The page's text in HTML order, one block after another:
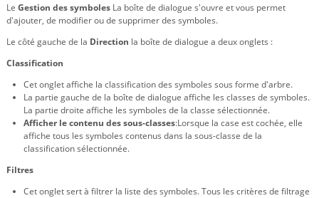
Le Gestion des symboles La boîte de dialogue s'ouvre et vous permet
d'ajouter, de modifier ou de supprimer des symboles.
Le côté gauche de la Direction la boîte de dialogue a deux onglets :
Classification
Cet onglet affiche la classification des symboles sous forme d'arbre.
La partie gauche de la boîte de dialogue affiche les classes de symboles.
La partie droite affiche les symboles de la classe sélectionnée.
Afficher le contenu des sous-classes:Lorsque la case est cochée, elle
affiche tous les symboles contenus dans la sous-classe de la
classification sélectionnée.
Filtres
Cet onglet sert à filtrer la liste des symboles. Tous les critères de filtrage